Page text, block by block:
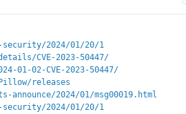
2024/01/20/1
CVE-2023-50447/
01-02-CVE-2023-50447/
releases
2024/01/msg00019.html
2024/01/20/1